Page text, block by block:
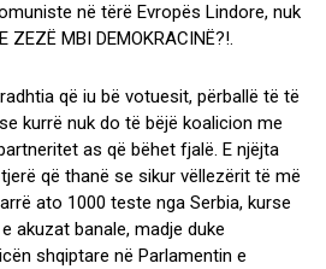
në tërë Evropës Lindore, nuk
ZEZË MBI DEMOKRACINË?!.
që iu bë votuesit, përballë të të
kurrë nuk do të bëjë koalicion me
as që bëhet fjalë. E njëjta
që thanë se sikur vëllezërit të më
ato 1000 teste nga Serbia, kurse
akuzat banale, madje duke
shqiptare në Parlamentin e